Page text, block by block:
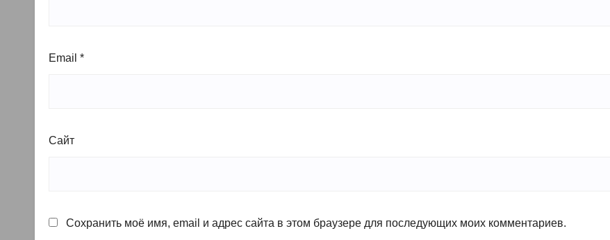
Email *
Сайт
Сохранить моё имя, email и адрес сайта в этом браузере для последующих моих комментариев.